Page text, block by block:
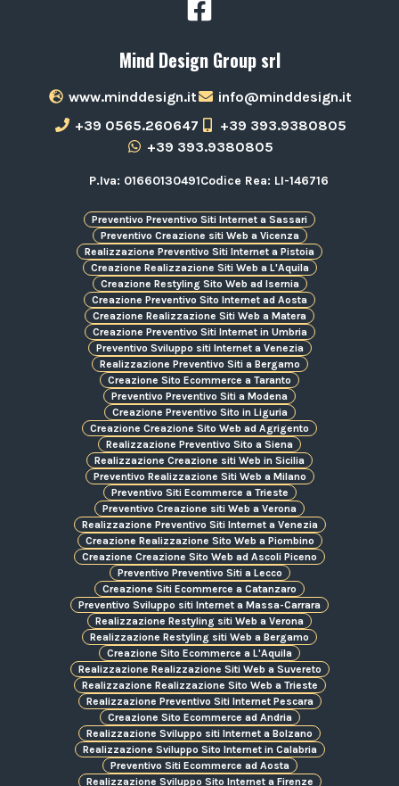
Mind Design Group srl
www.minddesign.it
info@minddesign.it
+39 0565.260647
+39 393.9380805
+39 393.9380805
P.Iva: 01660130491Codice Rea: LI-146716
Preventivo Preventivo Siti Internet a Sassari
Preventivo Creazione siti Web a Vicenza
Realizzazione Preventivo Siti Internet a Pistoia
Creazione Realizzazione Siti Web a L'Aquila
Creazione Restyling Sito Web ad Isernia
Creazione Preventivo Sito Internet ad Aosta
Creazione Realizzazione Siti Web a Matera
Creazione Preventivo Siti Internet in Umbria
Preventivo Sviluppo siti Internet a Venezia
Realizzazione Preventivo Siti a Bergamo
Creazione Sito Ecommerce a Taranto
Preventivo Preventivo Siti a Modena
Creazione Preventivo Sito in Liguria
Creazione Creazione Sito Web ad Agrigento
Realizzazione Preventivo Sito a Siena
Realizzazione Creazione siti Web in Sicilia
Preventivo Realizzazione Siti Web a Milano
Preventivo Siti Ecommerce a Trieste
Preventivo Creazione siti Web a Verona
Realizzazione Preventivo Siti Internet a Venezia
Creazione Realizzazione Sito Web a Piombino
Creazione Creazione Sito Web ad Ascoli Piceno
Preventivo Preventivo Siti a Lecco
Creazione Siti Ecommerce a Catanzaro
Preventivo Sviluppo siti Internet a Massa-Carrara
Realizzazione Restyling siti Web a Verona
Realizzazione Restyling siti Web a Bergamo
Creazione Sito Ecommerce a L'Aquila
Realizzazione Realizzazione Siti Web a Suvereto
Realizzazione Realizzazione Sito Web a Trieste
Realizzazione Preventivo Siti Internet Pescara
Creazione Sito Ecommerce ad Andria
Realizzazione Sviluppo siti Internet a Bolzano
Realizzazione Sviluppo Sito Internet in Calabria
Preventivo Siti Ecommerce ad Aosta
Realizzazione Sviluppo Sito Internet a Firenze